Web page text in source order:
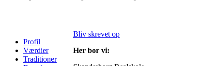
Profil
Værdier
Traditioner
Bliv skrevet op
Her bor vi: